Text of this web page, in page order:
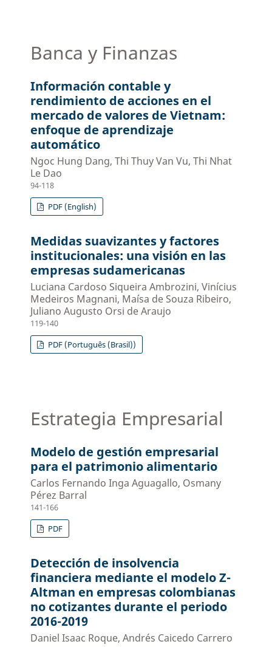
Banca y Finanzas
Información contable y
rendimiento de acciones en el
mercado de valores de Vietnam:
enfoque de aprendizaje
automático
Ngoc Hung Dang, Thi Thuy Van Vu, Thi Nhat
Le Dao
94-118
PDF (English)
Medidas suavizantes y factores
institucionales: una visión en las
empresas sudamericanas
Luciana Cardoso Siqueira Ambrozini, Vinícius
Medeiros Magnani, Maísa de Souza Ribeiro,
Juliano Augusto Orsi de Araujo
119-140
PDF (Português (Brasil))
Estrategia Empresarial
Modelo de gestión empresarial
para el patrimonio alimentario
Carlos Fernando Inga Aguagallo, Osmany
Pérez Barral
141-166
PDF
Detección de insolvencia
financiera mediante el modelo Z-
Altman en empresas colombianas
no cotizantes durante el periodo
2016-2019
Daniel Isaac Roque, Andrés Caicedo Carrero